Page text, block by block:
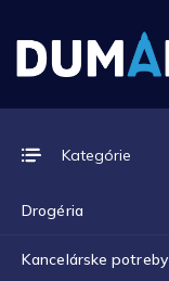
Kategórie
Drogéria
Kancelárske potreby